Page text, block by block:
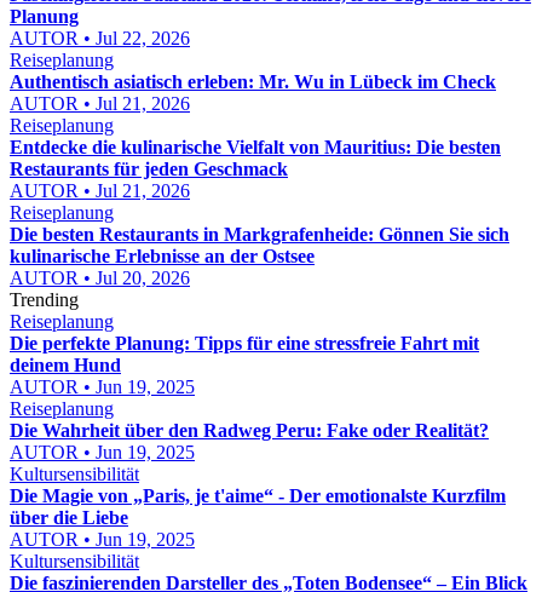
Planung
AUTOR • Jul 22, 2026
Reiseplanung
Authentisch asiatisch erleben: Mr. Wu in Lübeck im Check
AUTOR • Jul 21, 2026
Reiseplanung
Entdecke die kulinarische Vielfalt von Mauritius: Die besten
Restaurants für jeden Geschmack
AUTOR • Jul 21, 2026
Reiseplanung
Die besten Restaurants in Markgrafenheide: Gönnen Sie sich
kulinarische Erlebnisse an der Ostsee
AUTOR • Jul 20, 2026
Trending
Reiseplanung
Die perfekte Planung: Tipps für eine stressfreie Fahrt mit
deinem Hund
AUTOR • Jun 19, 2025
Reiseplanung
Die Wahrheit über den Radweg Peru: Fake oder Realität?
AUTOR • Jun 19, 2025
Kultursensibilität
Die Magie von „Paris, je t'aime“ - Der emotionalste Kurzfilm
über die Liebe
AUTOR • Jun 19, 2025
Kultursensibilität
Die faszinierenden Darsteller des „Toten Bodensee“ – Ein Blick